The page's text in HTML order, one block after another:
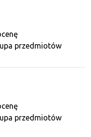
przedmiotów
przedmiotów